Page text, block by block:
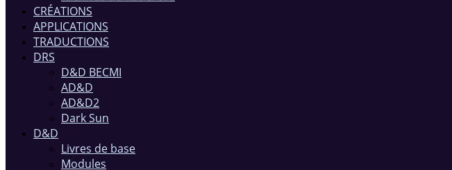
CRÉATIONS
APPLICATIONS
TRADUCTIONS
DRS
D&D BECMI
AD&D
AD&D2
Dark Sun
D&D
Livres de base
Modules